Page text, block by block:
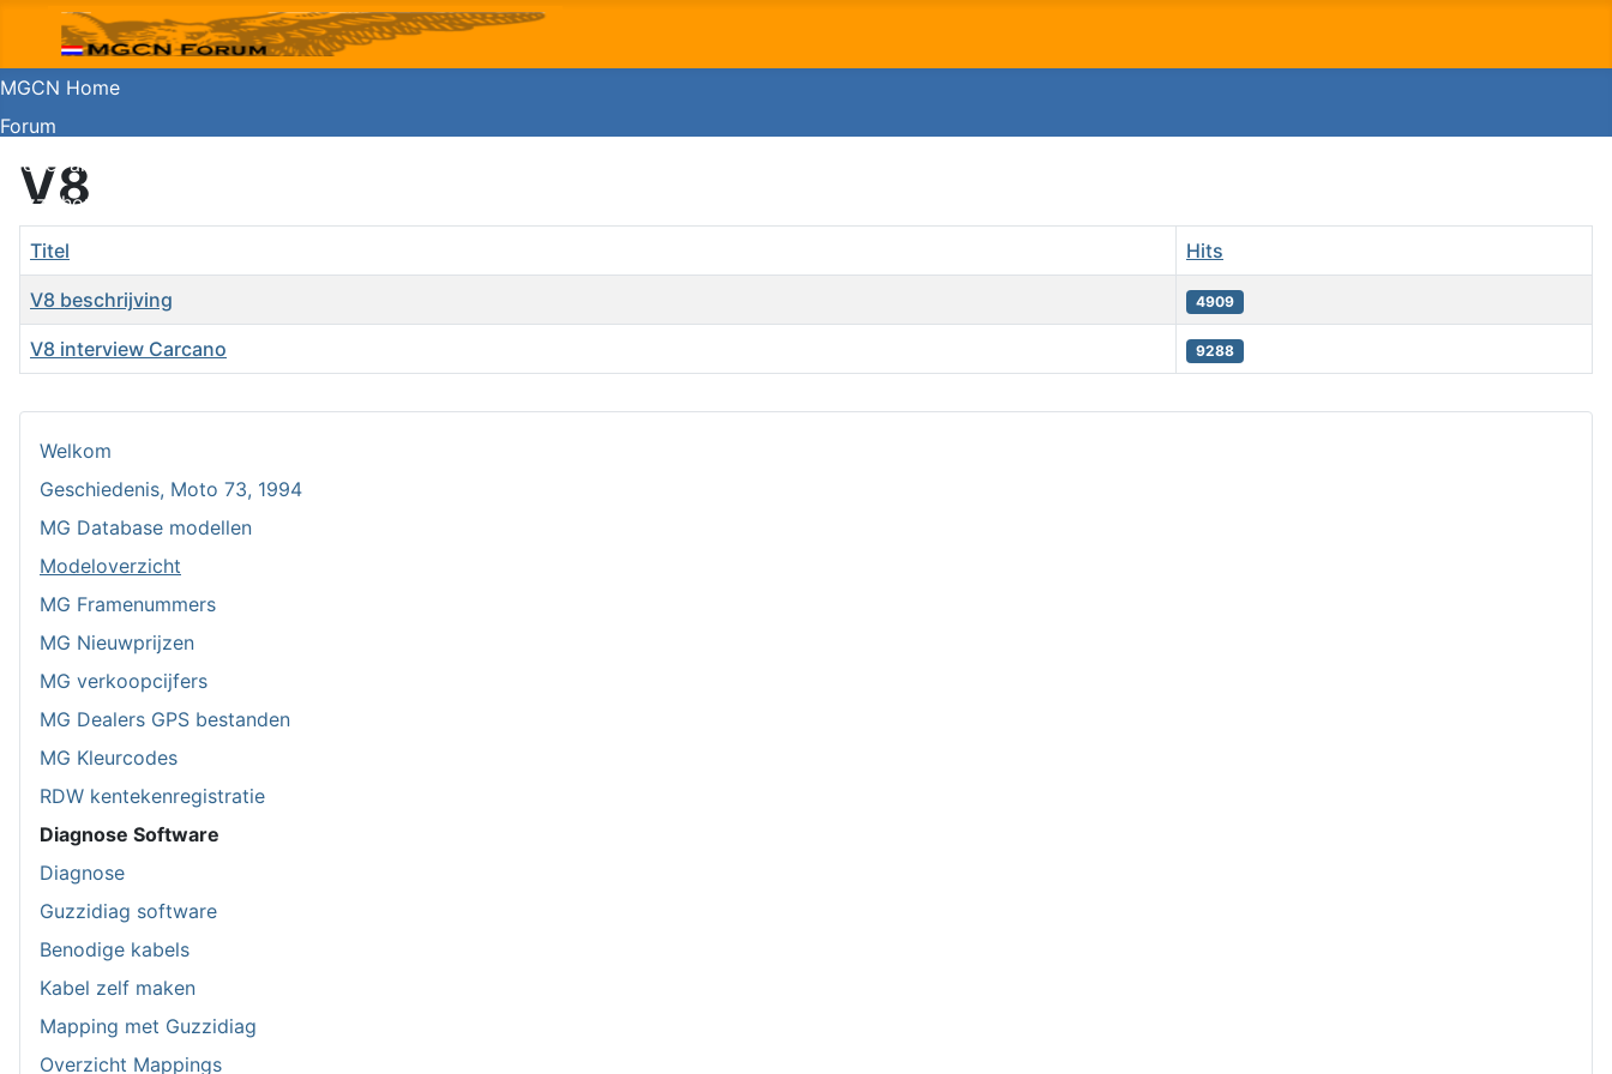
MGCN Home
Forum
Koerier archief
Guzzishop
Welkom
Geschiedenis, Moto 73, 1994
MG Database modellen
Modeloverzicht
MG Framenummers
MG Nieuwprijzen
MG verkoopcijfers
MG Dealers GPS bestanden
MG Kleurcodes
RDW kentekenregistratie
Diagnose Software
Diagnose
Guzzidiag software
Benodige kabels
Kabel zelf maken
Mapping met Guzzidiag
Overzicht Mappings
V8
Titel Hits
V8 beschrijving 4909
V8 interview Carcano 9288